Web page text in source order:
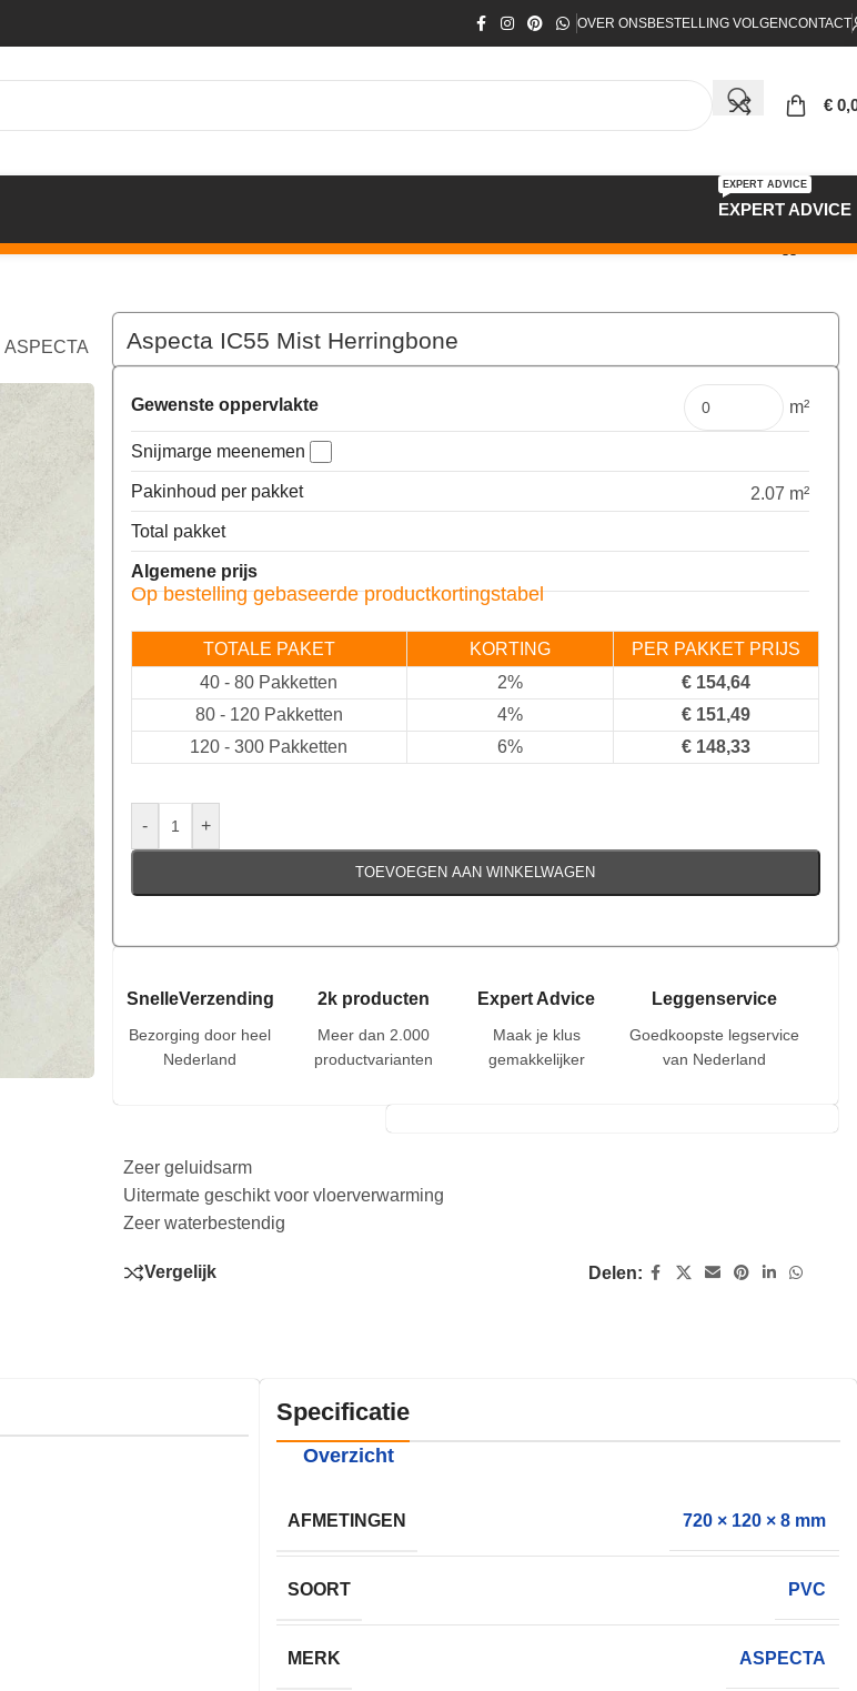
OVER ONSBESTELLING VOLGENCONTACT
€
EXPERT ADVICE
EXPERT ADVICE
ASPECTA
Aspecta IC55 Mist Herringbone
€157,80 Pakket
Gewenste oppervlakte m²
Snijmarge meenemen
Pakinhoud per pakket
2.07 m²
Total pakket
Algemene prijs
Op bestelling gebaseerde productkortingstabel
TOTALE PAKET KORTING
PER PAKKET PRIJS
40 - 80 Pakketten 2% €154,64
80 - 120 Pakketten 4% €151,49
120 - 300 Pakketten 6% €148,33
- +
TOEVOEGEN AAN WINKELWAGEN
SnelleVerzending
Bezorging door heel
Nederland
2k producten
Meer dan 2.000
productvarianten
Expert Advice
Maak je klus
gemakkelijker
Leggenservice
Goedkoopste legservice
van Nederland
Zeer geluidsarm
Uitermate geschikt voor vloerverwarming
Zeer waterbestendig
Vergelijk Delen:
Specificatie
Overzicht
AFMETINGEN 720 × 120 × 8 mm
SOORT PVC
MERK ASPECTA